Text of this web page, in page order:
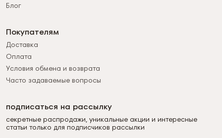
Блог
Покупателям
Доставка
Оплата
Условия обмена и возврата
Часто задаваемые вопросы
подписаться на рассылку
секретные распродажи, уникальные акции и интересные
статьи только для подписчиков рассылки